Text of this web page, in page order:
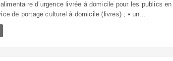
d’urgence livrée à domicile pour les publics en
de portage culturel à domicile (livres) ; • un...